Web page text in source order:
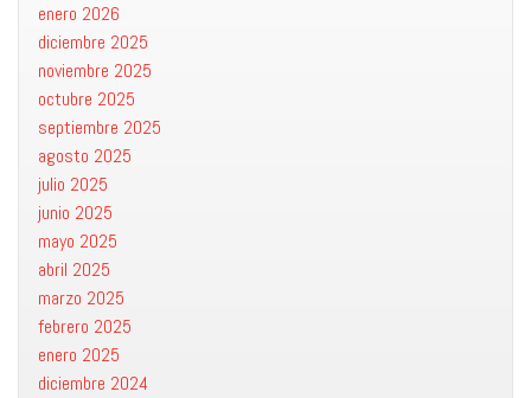
enero 2026
diciembre 2025
noviembre 2025
octubre 2025
septiembre 2025
agosto 2025
julio 2025
junio 2025
mayo 2025
abril 2025
marzo 2025
febrero 2025
enero 2025
diciembre 2024